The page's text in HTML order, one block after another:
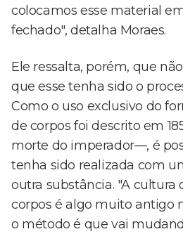
colocamos esse material
fechado", detalha Moraes.
Ele ressalta, porém, que
que esse tenha sido o
Como o uso exclusivo do
de corpos foi descrito em
morte do imperador—, é
tenha sido realizada com
outra substância. "A cultura
corpos é algo muito antigo
o método é que vai